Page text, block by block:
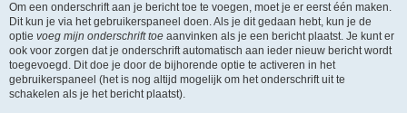
Om een onderschrift aan je bericht toe te voegen, moet je er eerst één maken.
Dit kun je via het gebruikerspaneel doen. Als je dit gedaan hebt, kun je de
optie voeg mijn onderschrift toe aanvinken als je een bericht plaatst. Je kunt er
ook voor zorgen dat je onderschrift automatisch aan ieder nieuw bericht wordt
toegevoegd. Dit doe je door de bijhorende optie te activeren in het
gebruikerspaneel (het is nog altijd mogelijk om het onderschrift uit te
schakelen als je het bericht plaatst).